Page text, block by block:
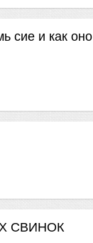
и как оно
СВИНОК